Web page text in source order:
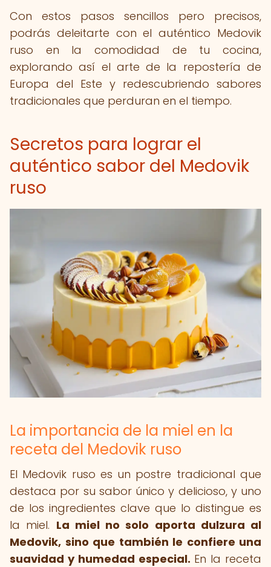
Con estos pasos sencillos pero precisos,
podrás deleitarte con el auténtico Medovik
ruso en la comodidad de tu cocina,
explorando así el arte de la repostería de
Europa del Este y redescubriendo sabores
tradicionales que perduran en el tiempo.
Secretos para lograr el
auténtico sabor del Medovik
ruso
La importancia de la miel en la
receta del Medovik ruso
El Medovik ruso es un postre tradicional que
destaca por su sabor único y delicioso, y uno
de los ingredientes clave que lo distingue es
la miel. La miel no solo aporta dulzura al
Medovik, sino que también le confiere una
suavidad y humedad especial. En la receta